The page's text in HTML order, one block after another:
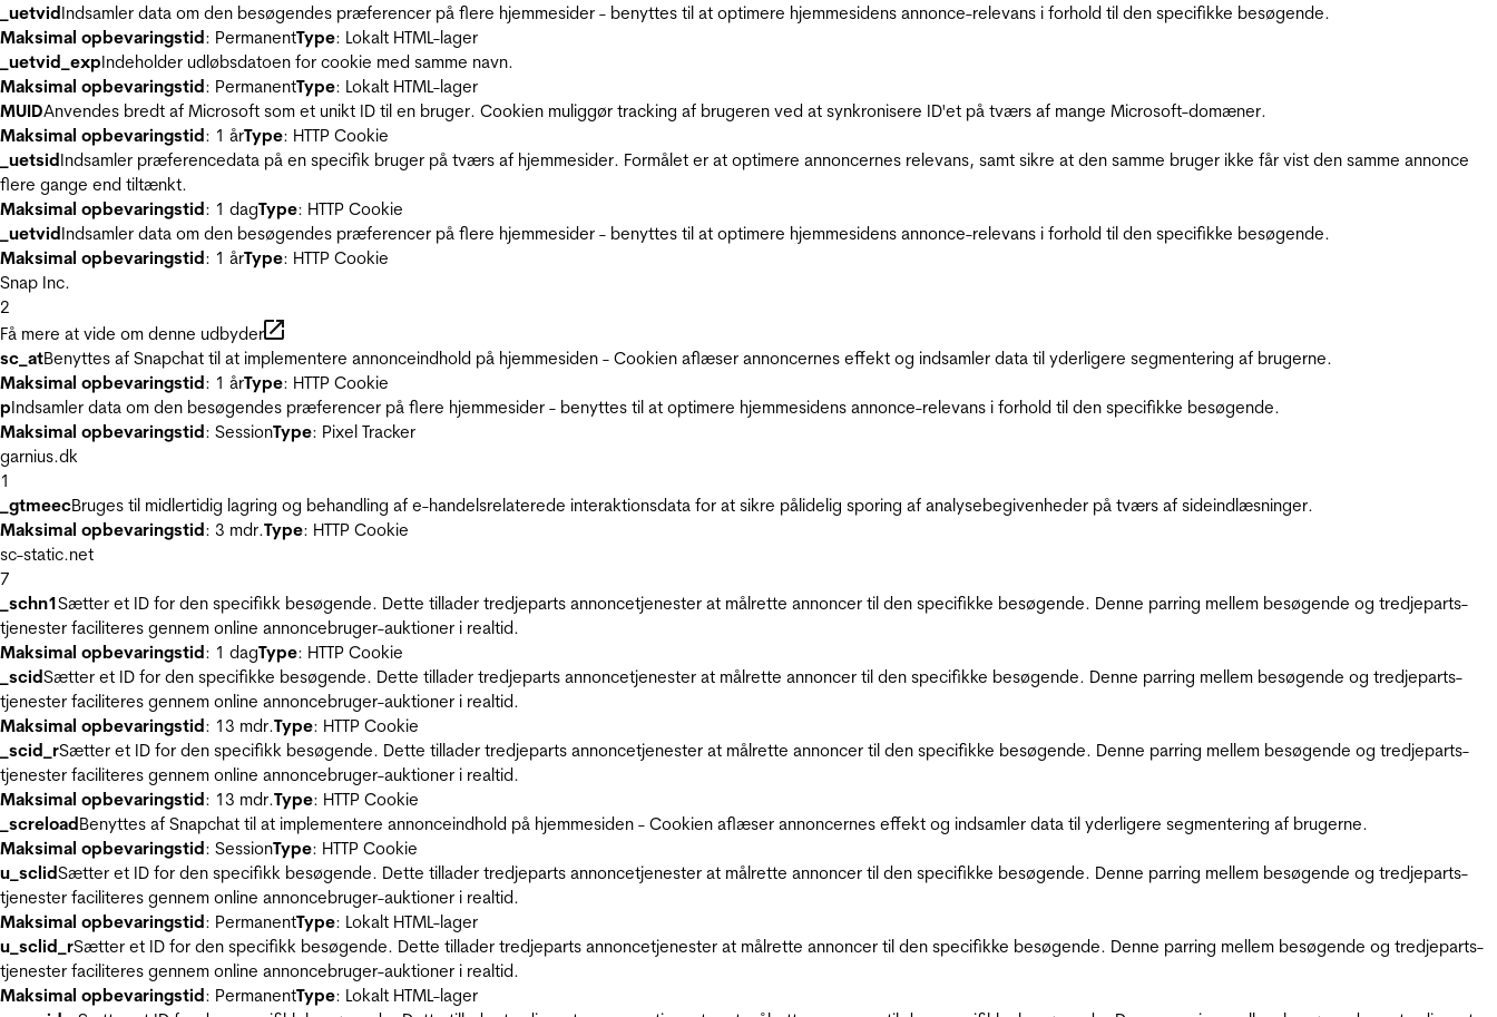
_uetvidIndsamler data om den besøgendes præferencer på flere hjemmesider - benyttes til at optimere hjemmesidens annonce-relevans i forhold til den specifikke besøgende.
Maksimal opbevaringstid: PermanentType: Lokalt HTML-lager
_uetvid_expIndeholder udløbsdatoen for cookie med samme navn.
Maksimal opbevaringstid: PermanentType: Lokalt HTML-lager
MUIDAnvendes bredt af Microsoft som et unikt ID til en bruger. Cookien muliggør tracking af brugeren ved at synkronisere ID'et på tværs af mange Microsoft-domæner.
Maksimal opbevaringstid: 1 årType: HTTP Cookie
_uetsidIndsamler præferencedata på en specifik bruger på tværs af hjemmesider. Formålet er at optimere annoncernes relevans, samt sikre at den samme bruger ikke får vist den samme annonce
flere gange end tiltænkt.
Maksimal opbevaringstid: 1 dagType: HTTP Cookie
_uetvidIndsamler data om den besøgendes præferencer på flere hjemmesider - benyttes til at optimere hjemmesidens annonce-relevans i forhold til den specifikke besøgende.
Maksimal opbevaringstid: 1 årType: HTTP Cookie
Snap Inc.
2
Få mere at vide om denne udbyder
sc_atBenyttes af Snapchat til at implementere annonceindhold på hjemmesiden - Cookien aflæser annoncernes effekt og indsamler data til yderligere segmentering af brugerne.
Maksimal opbevaringstid: 1 årType: HTTP Cookie
pIndsamler data om den besøgendes præferencer på flere hjemmesider - benyttes til at optimere hjemmesidens annonce-relevans i forhold til den specifikke besøgende.
Maksimal opbevaringstid: SessionType: Pixel Tracker
garnius.dk
1
_gtmeecBruges til midlertidig lagring og behandling af e-handelsrelaterede interaktionsdata for at sikre pålidelig sporing af analysebegivenheder på tværs af sideindlæsninger.
Maksimal opbevaringstid: 3 mdr.Type: HTTP Cookie
sc-static.net
7
_schn1Sætter et ID for den specifikk besøgende. Dette tillader tredjeparts annoncetjenester at målrette annoncer til den specifikke besøgende. Denne parring mellem besøgende og tredjeparts-
tjenester faciliteres gennem online annoncebruger-auktioner i realtid.
Maksimal opbevaringstid: 1 dagType: HTTP Cookie
_scidSætter et ID for den specifikke besøgende. Dette tillader tredjeparts annoncetjenester at målrette annoncer til den specifikke besøgende. Denne parring mellem besøgende og tredjeparts-
tjenester faciliteres gennem online annoncebruger-auktioner i realtid.
Maksimal opbevaringstid: 13 mdr.Type: HTTP Cookie
_scid_rSætter et ID for den specifikk besøgende. Dette tillader tredjeparts annoncetjenester at målrette annoncer til den specifikke besøgende. Denne parring mellem besøgende og tredjeparts-
tjenester faciliteres gennem online annoncebruger-auktioner i realtid.
Maksimal opbevaringstid: 13 mdr.Type: HTTP Cookie
_screloadBenyttes af Snapchat til at implementere annonceindhold på hjemmesiden - Cookien aflæser annoncernes effekt og indsamler data til yderligere segmentering af brugerne.
Maksimal opbevaringstid: SessionType: HTTP Cookie
u_sclidSætter et ID for den specifikk besøgende. Dette tillader tredjeparts annoncetjenester at målrette annoncer til den specifikke besøgende. Denne parring mellem besøgende og tredjeparts-
tjenester faciliteres gennem online annoncebruger-auktioner i realtid.
Maksimal opbevaringstid: PermanentType: Lokalt HTML-lager
u_sclid_rSætter et ID for den specifikk besøgende. Dette tillader tredjeparts annoncetjenester at målrette annoncer til den specifikke besøgende. Denne parring mellem besøgende og tredjeparts-
tjenester faciliteres gennem online annoncebruger-auktioner i realtid.
Maksimal opbevaringstid: PermanentType: Lokalt HTML-lager